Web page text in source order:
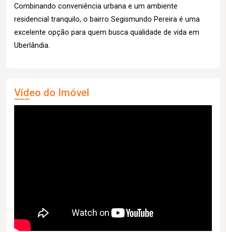
Combinando conveniência urbana e um ambiente
residencial tranquilo, o bairro Segismundo Pereira é uma
excelente opção para quem busca qualidade de vida em
Uberlândia.
Vídeo do Imóvel